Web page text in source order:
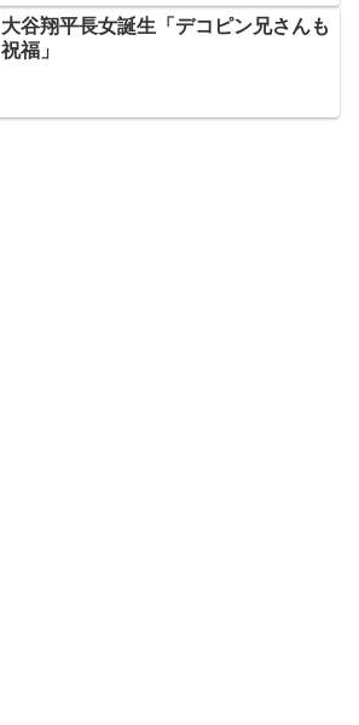
大谷翔平長女誕生「デコピン兄さんも
祝福」